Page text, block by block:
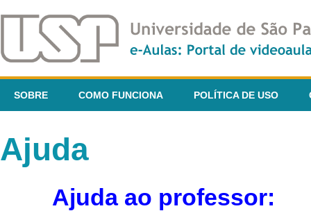
SOBRE COMO FUNCIONA POLÍTICA DE USO
Ajuda
Ajuda ao professor: